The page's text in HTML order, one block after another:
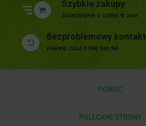
Szybkie zakupy
ZAMÓWIENIE U CIEBIE W 24H!
Bezproblemowy kontakt
PRAWIE CAŁĄ DOBĘ ONLINE
POMOC
POLECANE STRONY